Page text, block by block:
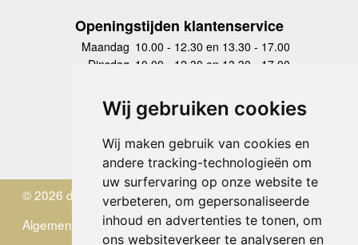
Wij gebruiken cookies
Wij maken gebruik van cookies en
andere tracking-technologieën om
uw surfervaring op onze website te
verbeteren, om gepersonaliseerde
inhoud en advertenties te tonen, om
ons websiteverkeer te analyseren en
Openingstijden klantenservice
Maandag 10.00 - 12.30 en 13.30 - 17.00
Dinsdag 10.00 - 12.30 en 13.30 - 17.00
Donderdag
10.00 - 12.30 en 13.30 - 17.00
Vrijdag 10.00 - 12.30 en 13.30 - 17.00
Zaterdag
gesloten
Zondag gesloten
© 2026 de Zwerver
Algemene Voorwaarden